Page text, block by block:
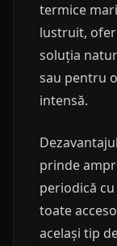
termice
lustruit,
soluția
sau pentru
intensă.
prinde
periodică
toate
același tip